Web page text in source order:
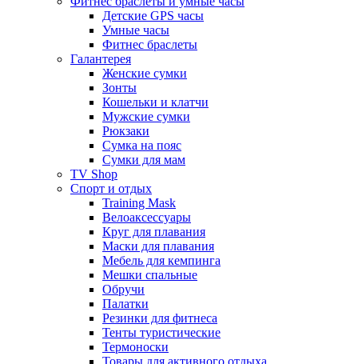
Детские GPS часы
Умные часы
Фитнес браслеты
Галантерея
Женские сумки
Зонты
Кошельки и клатчи
Мужские сумки
Рюкзаки
Сумка на пояс
Сумки для мам
TV Shop
Спорт и отдых
Training Mask
Велоаксессуары
Круг для плавания
Маски для плавания
Мебель для кемпинга
Мешки спальные
Обручи
Палатки
Резинки для фитнеса
Тенты туристические
Термоноски
Товары для активного отдыха